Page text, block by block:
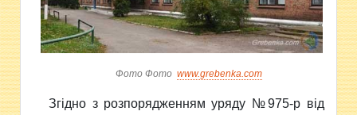
Фото Фото www.grebenka.com
Згідно з розпорядженням уряду №975-р від